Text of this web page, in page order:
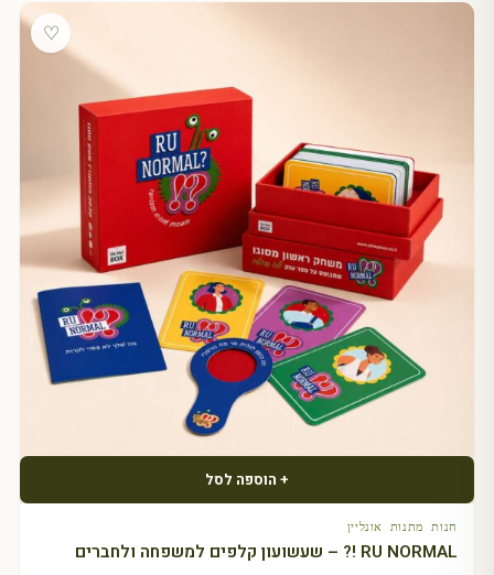
♡
+ הוספה לסל
חנות מתנות אונליין
RU NORMAL !? – שעשועון קלפים למשפחה ולחברים